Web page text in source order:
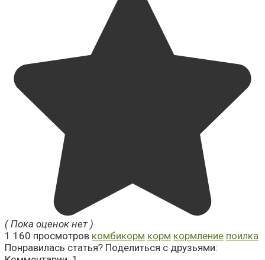
( Пока оценок нет )
1 160 просмотров комбикорм корм кормление поилка
Понравилась статья? Поделиться с друзьями: